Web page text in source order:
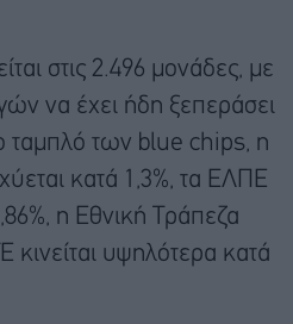
στις 2.496 μονάδες, με
να έχει ήδη ξεπεράσει
ταμπλό των blue chips, η
κατά 1,3%, τα ΕΛΠΕ
η Εθνική Τράπεζα
κινείται υψηλότερα κατά